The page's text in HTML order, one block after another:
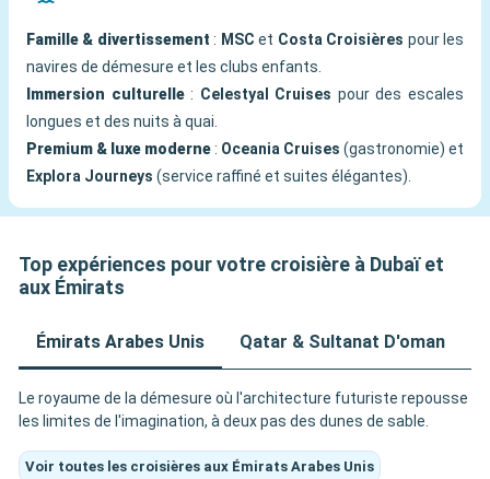
Famille & divertissement : MSC et Costa Croisières pour les
navires de démesure et les clubs enfants.
Immersion culturelle: Celestyal Cruises pour des escales
longues et des nuits à quai.
Premium & luxe moderne: Oceania Cruises (gastronomie) et
Explora Journeys (service raffiné et suites élégantes).
Top expériences pour votre croisière à Dubaï et
aux Émirats
Émirats Arabes Unis Qatar & Sultanat D'oman
Le royaume de la démesure où l'architecture futuriste repousse
les limites de l'imagination, à deux pas des dunes de sable.
Voir toutes les croisières aux Émirats Arabes Unis